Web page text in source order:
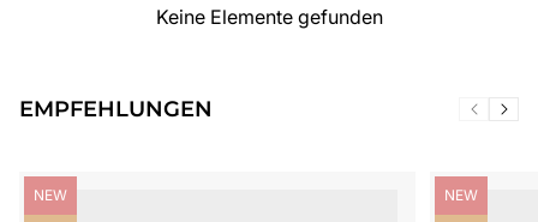
Keine Elemente gefunden
EMPFEHLUNGEN
Produktbezeichnung:
NEW NEW